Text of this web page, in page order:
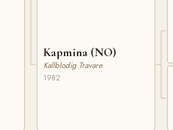
Kapmina (NO)
Kallblodig Travare
1982